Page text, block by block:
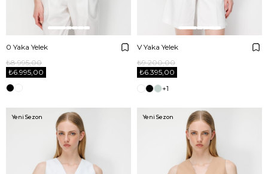
0 Yaka Yelek
₺6.995,00
₺8.995,00
V Yaka Yelek
₺6.395,00
₺9.200,00
+1
Yeni Sezon Yeni Sezon